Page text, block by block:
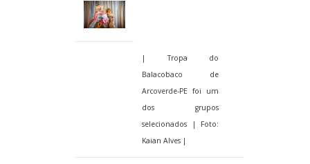
| Tropa do
Balacobaco de
Arcoverde-PE foi um
dos grupos
selecionados | Foto:
Kaian Alves |